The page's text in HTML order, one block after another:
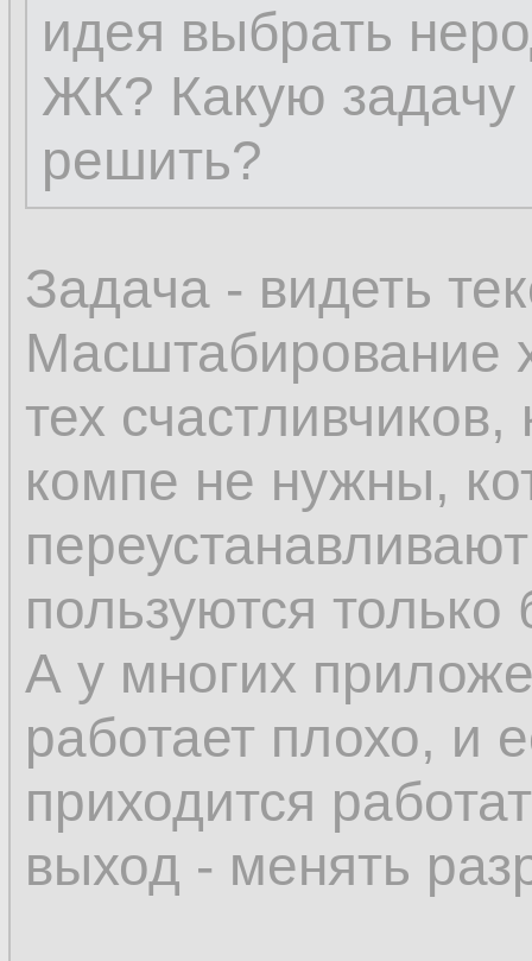
идея выбрать
ЖК? Какую задачу
решить?
Задача - видеть
Масштабирование
тех
компе не нужны,
пользуются
А у многих
работает плохо, и
приходится
выход - менять